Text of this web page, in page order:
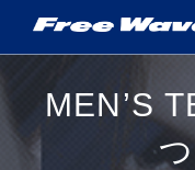
MEN’S